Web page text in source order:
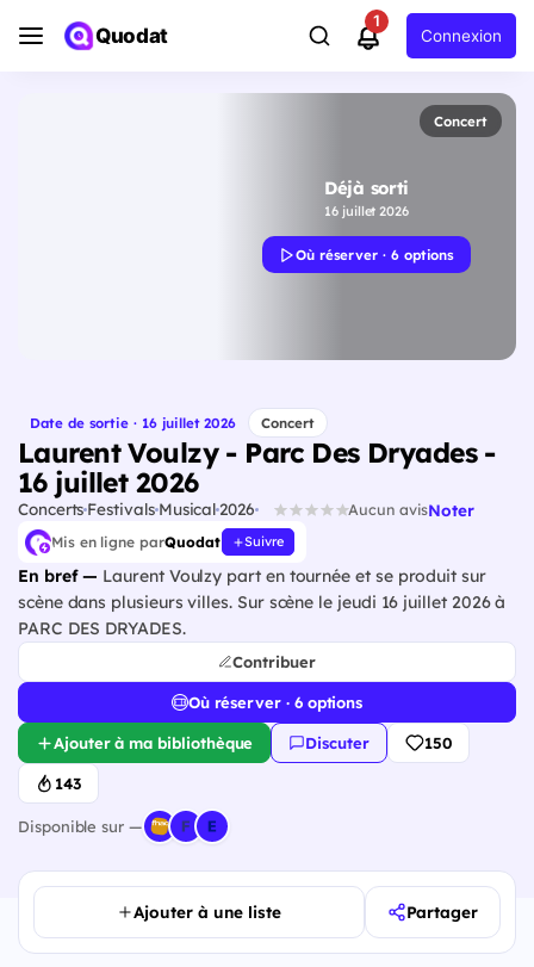
Quodat
1
Connexion
Concert
Déjà sorti
16 juillet 2026
Où réserver · 6 options
Date de sortie · 16 juillet 2026 Concert
Laurent Voulzy - Parc Des Dryades -
16 juillet 2026
Concerts FestivalsMusical 2026 Aucun avisNoter
Mis en ligne parQuodat Suivre
En bref — Laurent Voulzy part en tournée et se produit sur
scène dans plusieurs villes. Sur scène le jeudi 16 juillet 2026 à
PARC DES DRYADES.
Contribuer
Où réserver · 6 options
Ajouter à ma bibliothèque Discuter 150
143
Disponible sur —
Ajouter à une liste Partager